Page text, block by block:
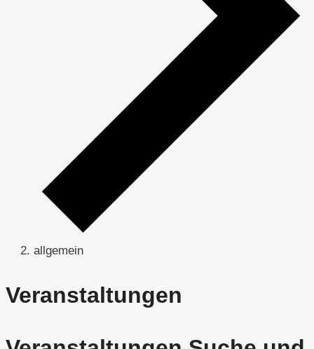
allgemein
Veranstaltungen